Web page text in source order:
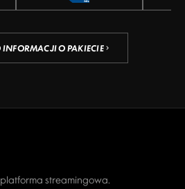
INFORMACJI O PAKIECIE
streamingowa.